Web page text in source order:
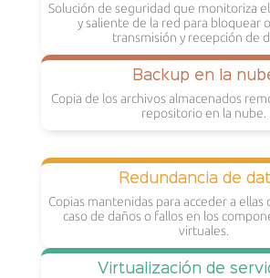
Solución de seguridad que monitoriza
y saliente de la red para bloquear
transmisión y recepción de
Backup en la
Copia de los archivos almacenados
repositorio en la nube.
Redundancia de
Copias mantenidas para acceder a ellas
caso de daños o fallos en los
virtuales.
Virtualización de